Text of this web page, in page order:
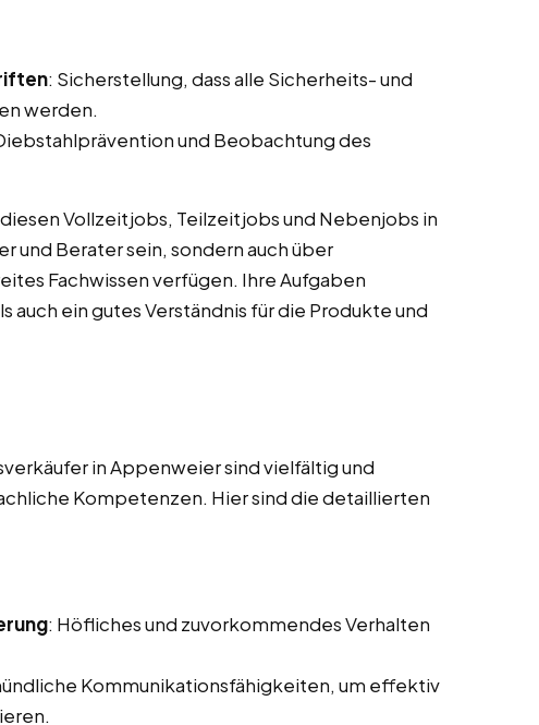
: Sicherstellung, dass alle Sicherheits- und
werden.
und Beobachtung des
Vollzeitjobs, Teilzeitjobs und Nebenjobs in
und Berater sein, sondern auch über
Fachwissen verfügen. Ihre Aufgaben
ein gutes Verständnis für die Produkte und
in Appenweier sind vielfältig und
Kompetenzen. Hier sind die detaillierten
: Höfliches und zuvorkommendes Verhalten
Kommunikationsfähigkeiten, um effektiv